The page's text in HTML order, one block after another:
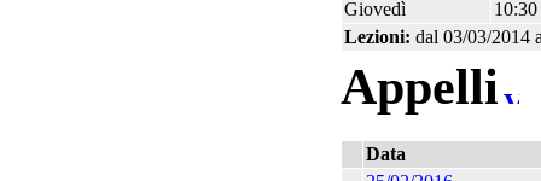
Giovedì
Lezioni: dal 03/03/2014
Appelli
Data